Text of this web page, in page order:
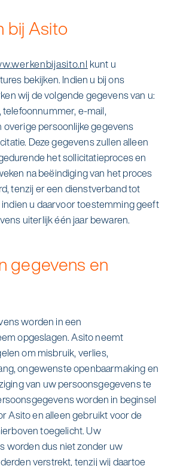
bij Asito
kunt u
bekijken. Indien u bij ons
wij de volgende gegevens van u:
telefoonnummer, e-mail,
persoonlijke gegevens
Deze gegevens zullen alleen
het sollicitatieproces en
na beëindiging van het proces
tenzij er een dienstverband tot
u daarvoor toestemming geeft
uiterlijk één jaar bewaren.
gegevens en
worden in een
opgeslagen. Asito neemt
om misbruik, verlies,
ongewenste openbaarmaking en
van uw persoonsgegevens te
worden in beginsel
Asito en alleen gebruikt voor de
toegelicht. Uw
worden dus niet zonder uw
verstrekt, tenzij wij daartoe